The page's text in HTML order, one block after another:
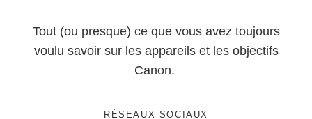
Tout (ou presque) ce que vous avez toujours
voulu savoir sur les appareils et les objectifs
Canon.
RÉSEAUX SOCIAUX